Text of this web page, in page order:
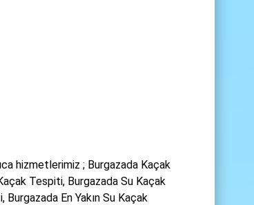
hizmetlerimiz ; Burgazada Kaçak
Tespiti, Burgazada Su Kaçak
En Yakın Su Kaçak